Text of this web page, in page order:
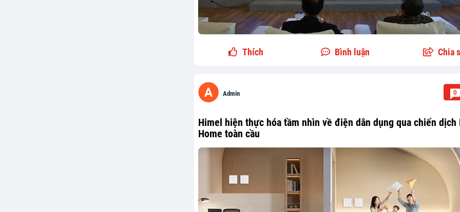
Thích Bình luận Chia
Admin 0
Himel hiện thực hóa tầm nhìn về điện dân dụng qua chiến dịch
Home toàn cầu